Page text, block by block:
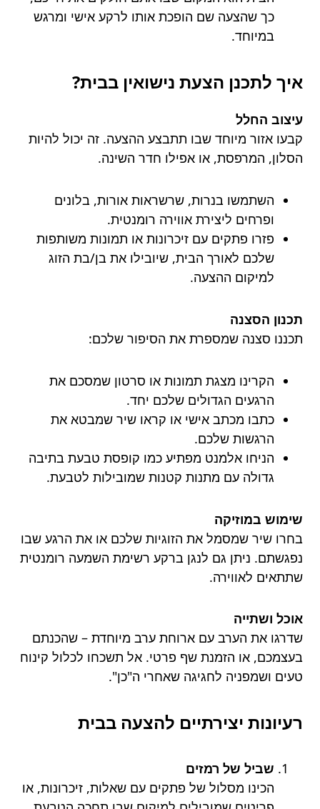
כך שהצעה שם הופכת אותו לרקע אישי ומרגש
במיוחד.
איך לתכנן הצעת נישואין בבית?
עיצוב החלל
קבעו אזור מיוחד שבו תתבצע ההצעה. זה יכול להיות
הסלון, המרפסת, או אפילו חדר השינה.
השתמשו בנרות, שרשראות אורות, בלונים
ופרחים ליצירת אווירה רומנטית.
פזרו פתקים עם זיכרונות או תמונות משותפות
שלכם לאורך הבית, שיובילו את בן/בת הזוג
למיקום ההצעה.
תכנון הסצנה
תכננו סצנה שמספרת את הסיפור שלכם:
הקרינו מצגת תמונות או סרטון שמסכם את
הרגעים הגדולים שלכם יחד.
כתבו מכתב אישי או קראו שיר שמבטא את
הרגשות שלכם.
הניחו אלמנט מפתיע כמו קופסת טבעת בתיבה
גדולה עם מתנות קטנות שמובילות לטבעת.
שימוש במוזיקה
בחרו שיר שמסמל את הזוגיות שלכם או את הרגע שבו
נפגשתם. ניתן גם לנגן ברקע רשימת השמעה רומנטית
שתתאים לאווירה.
אוכל ושתייה
שדרגו את הערב עם ארוחת ערב מיוחדת – שהכנתם
בעצמכם, או הזמנת שף פרטי. אל תשכחו לכלול קינוח
טעים ושמפניה לחגיגה שאחרי ה"כן".
רעיונות יצירתיים להצעה בבית
שביל של רמזים
הכינו מסלול של פתקים עם שאלות, זיכרונות, או